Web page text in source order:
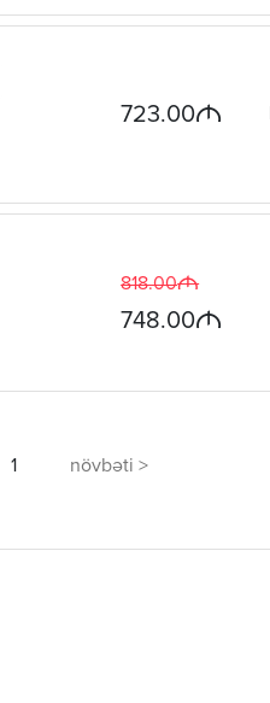
723.00M
818.00M
748.00M
1 növbəti >